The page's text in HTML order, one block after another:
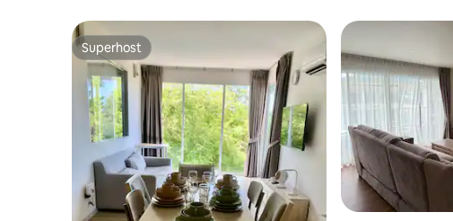
Superhost
Superhost